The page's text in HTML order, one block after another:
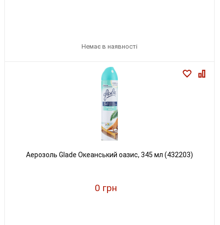
Немає в наявності
Аерозоль Glade Океанський оазис, 345 мл (432203)
0 грн